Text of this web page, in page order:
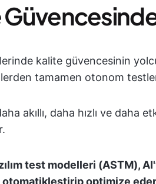
kalite güvencesinin
tamamen otonom
akıllı, daha hızlı ve daha
test modelleri (ASTM),
optimize